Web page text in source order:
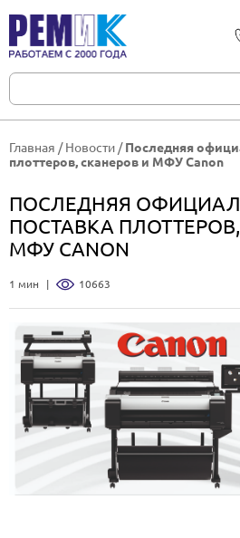
Главная /Новости /Последняя
плоттеров, сканеров и МФУ Canon
ПОСЛЕДНЯЯ
ПОСТАВКА
МФУ CANON
1 мин | 10663